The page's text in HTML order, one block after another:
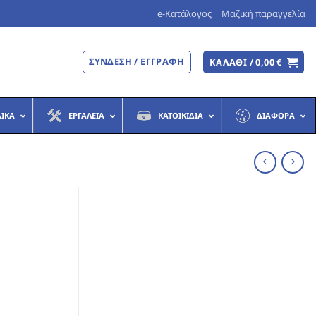
e-Κατάλογος Μαζική παραγγελία
ΣΎΝΔΕΣΗ / ΕΓΓΡΑΦΉ ΚΑΛΆΘΙ /0,00€
ΕΡΓΑΛΕΊΑ ΚΑΤΟΙΚΊΔΙΑ ΔΙΆΦΟΡΑ